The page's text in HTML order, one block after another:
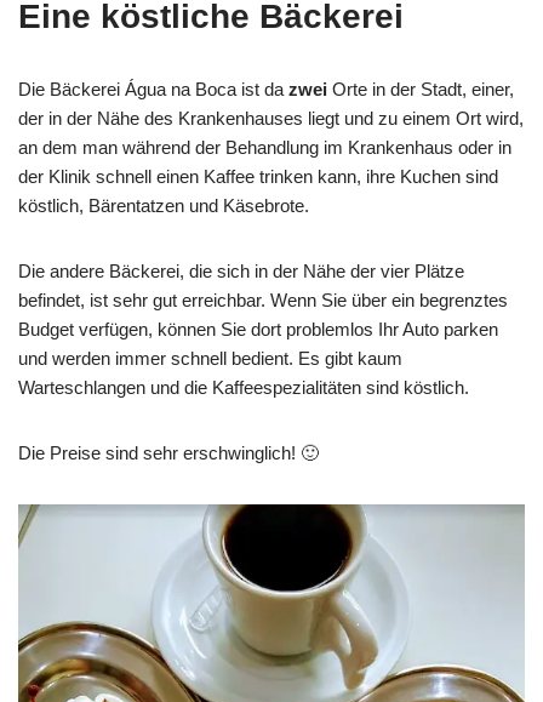
Eine köstliche Bäckerei
Die Bäckerei Água na Boca ist da zwei Orte in der Stadt, einer,
der in der Nähe des Krankenhauses liegt und zu einem Ort wird,
an dem man während der Behandlung im Krankenhaus oder in
der Klinik schnell einen Kaffee trinken kann, ihre Kuchen sind
köstlich, Bärentatzen und Käsebrote.
Die andere Bäckerei, die sich in der Nähe der vier Plätze
befindet, ist sehr gut erreichbar. Wenn Sie über ein begrenztes
Budget verfügen, können Sie dort problemlos Ihr Auto parken
und werden immer schnell bedient. Es gibt kaum
Warteschlangen und die Kaffeespezialitäten sind köstlich.
Die Preise sind sehr erschwinglich! 🙂